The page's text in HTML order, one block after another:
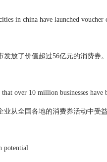
in china have launched
发放了价值超过56亿元的消费券
over 10 million businesses
业从全国各地的消费券活动中受
potential